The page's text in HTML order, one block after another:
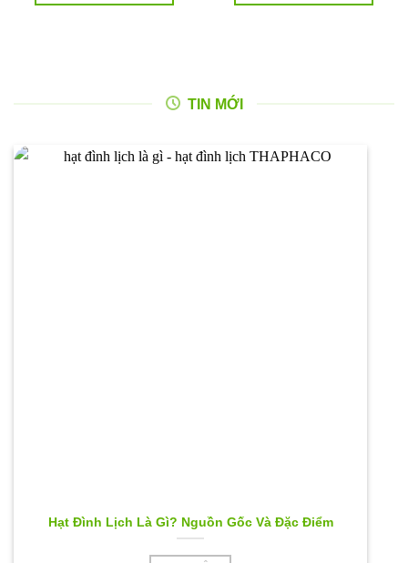
TIN MỚI
Hạt Đình Lịch Là Gì? Nguồn Gốc Và Đặc Điểm